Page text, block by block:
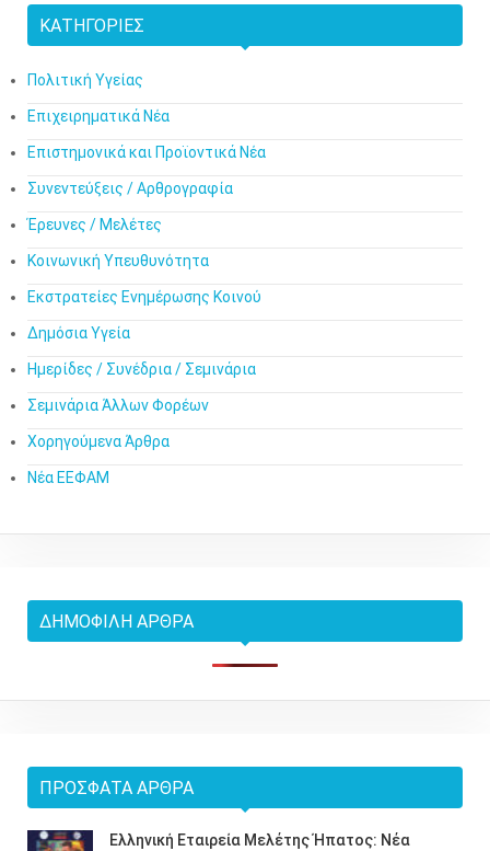
ΚΑΤΗΓΟΡΊΕΣ
Πολιτική Υγείας
Επιχειρηματικά Νέα
Επιστημονικά και Προϊοντικά Νέα
Συνεντεύξεις / Αρθρογραφία
Έρευνες / Μελέτες
Κοινωνική Υπευθυνότητα
Εκστρατείες Ενημέρωσης Κοινού
Δημόσια Υγεία
Ημερίδες / Συνέδρια / Σεμινάρια
Σεμινάρια Άλλων Φορέων
Χορηγούμενα Άρθρα
Νέα ΕΕΦΑΜ
ΔΗΜΟΦΙΛΉ ΆΡΘΡΑ
ΠΡΌΣΦΑΤΑ ΆΡΘΡΑ
Ελληνική Εταιρεία Μελέτης Ήπατος: Νέα